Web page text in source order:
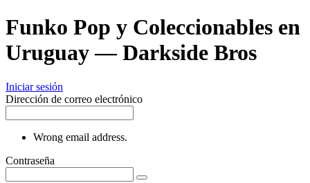
Funko Pop y Coleccionables en
Uruguay — Darkside Bros
Iniciar sesión
Dirección de correo electrónico
Wrong email address.
Contraseña